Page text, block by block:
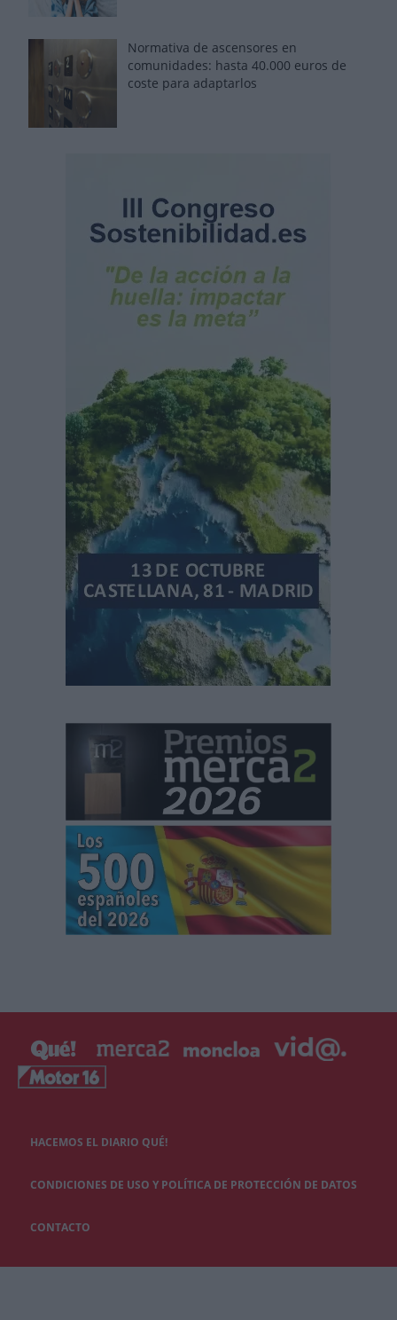
Normativa de ascensores en
comunidades: hasta 40.000 euros de
coste para adaptarlos
HACEMOS EL DIARIO QUÉ!
CONDICIONES DE USO Y POLÍTICA DE PROTECCIÓN DE DATOS
CONTACTO